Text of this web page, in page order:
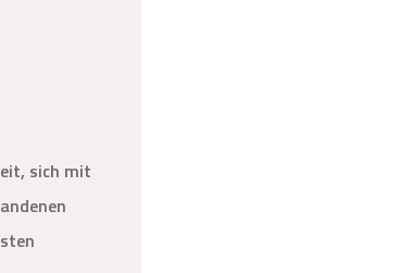
sich mit